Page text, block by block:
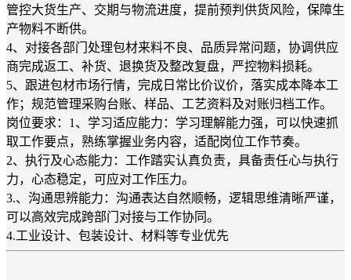
管控大货生产、交期与物流进度，提前预判供货风险，保障生
产物料不断供。
4、对接各部门处理包材来料不良、品质异常问题，协调供应
商完成返工、补货、退换货及整改复盘，严控物料损耗。
5、跟进包材市场行情，完成日常比价议价，落实成本降本工
作；规范管理采购台账、样品、工艺资料及对账归档工作。
岗位要求：1、学习适应能力：学习理解能力强，可以快速抓
取工作要点，熟练掌握业务内容，适配岗位工作节奏。
2、执行及心态能力：工作踏实认真负责，具备责任心与执行
力，心态稳定，可应对工作压力。
3.、沟通思辨能力：沟通表达自然顺畅，逻辑思维清晰严谨，
可以高效完成跨部门对接与工作协同。
4.工业设计、包装设计、材料等专业优先